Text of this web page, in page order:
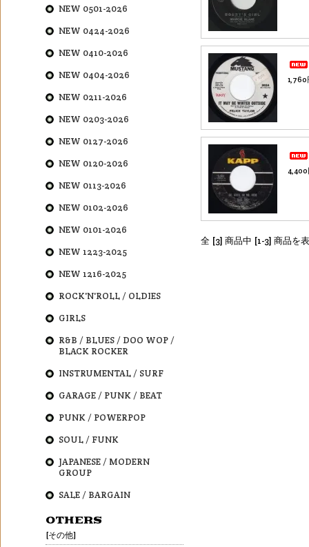
1,760
全 [3] 商品中 [1-3] 商品を
NEW 0501-2026
NEW 0424-2026
NEW 0410-2026
NEW 0404-2026
NEW 0211-2026
NEW 0203-2026
NEW 0127-2026
NEW 0120-2026
NEW 0113-2026
NEW 0102-2026
NEW 0101-2026
NEW 1223-2025
NEW 1216-2025
ROCK'N'ROLL / OLDIES
GIRLS
R&B / BLUES / DOO WOP /
BLACK ROCKER
INSTRUMENTAL / SURF
GARAGE / PUNK / BEAT
PUNK / POWERPOP
SOUL / FUNK
JAPANESE / MODERN
GROUP
SALE / BARGAIN
OTHERS
[その他]